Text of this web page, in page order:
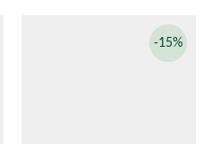
-15%